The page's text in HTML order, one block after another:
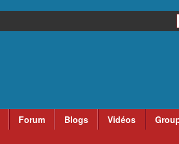
Forum Blogs Vidéos